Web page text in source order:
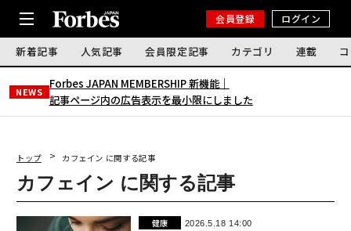
会員登録 ログイン
新着記事 人気記事 会員限定記事 カテゴリ 連載
NEWS
Forbes JAPAN MEMBERSHIP 新機能｜
記事ページ内の広告表示を最小限にしました
トップ カフェイン に関する記事
カフェイン に関する記事
健康 2026.5.18 14:00